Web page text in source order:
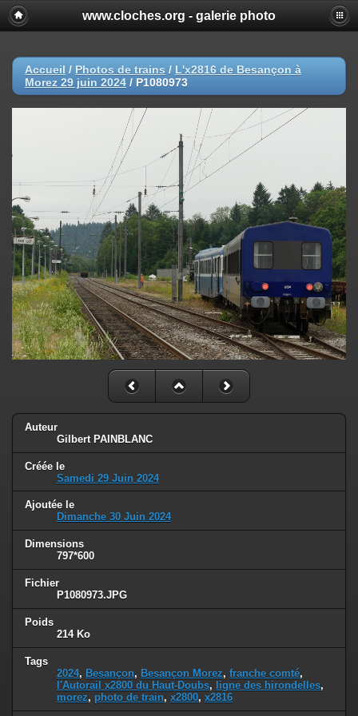
www.cloches.org - galerie photo
Accueil / Photos de trains / L'x2816 de Besançon à
Morez 29 juin 2024 / P1080973
Auteur
Gilbert PAINBLANC
Créée le
Samedi 29 Juin 2024
Ajoutée le
Dimanche 30 Juin 2024
Dimensions
797*600
Fichier
P1080973.JPG
Poids
214 Ko
Tags
2024, Besançon, Besançon Morez, franche comté,
l'Autorail x2800 du Haut-Doubs, ligne des hirondelles,
morez, photo de train, x2800, x2816